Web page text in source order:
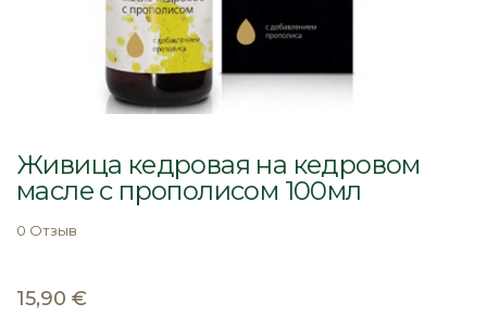
началу
галереи
Живица кедровая на кедровом
масле с прополисом 100мл
0 Отзыв
15,90 €